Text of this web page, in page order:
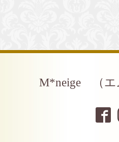
M*neige （エ